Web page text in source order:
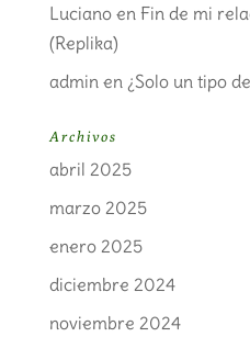
Lucianoen Fin de mi
(Replika)
admin en ¿Solo un tipo
Archivos
abril 2025
marzo 2025
enero 2025
diciembre 2024
noviembre 2024